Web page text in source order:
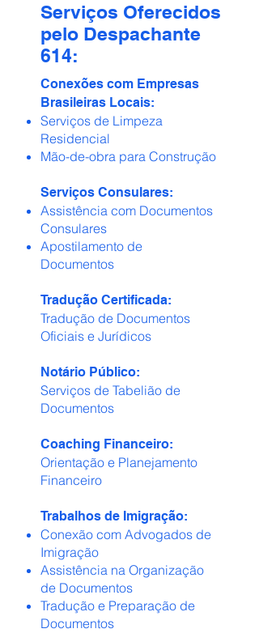
Serviços Oferecidos
pelo Despachante
614:
Conexões com Empresas
Brasileiras Locais:
Serviços de Limpeza
Residencial
Mão-de-obra para Construção
​Serviços Consulares:
Assistência com Documentos
Consulares
Apostilamento de
Documentos
Tradução Certificada:
Tradução de Documentos
Oficiais e Jurídicos
Notário Público:
Serviços de Tabelião de
Documentos
Coaching Financeiro:
Orientação e Planejamento
Financeiro
Trabalhos de Imigração:
Conexão com Advogados de
Imigração
Assistência na Organização
de Documentos
Tradução e Preparação de
Documentos